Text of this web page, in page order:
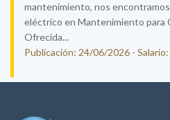
mantenimiento, nos
eléctrico en Mantenimiento para
Ofrecida...
Publicación: 24/06/2026 -